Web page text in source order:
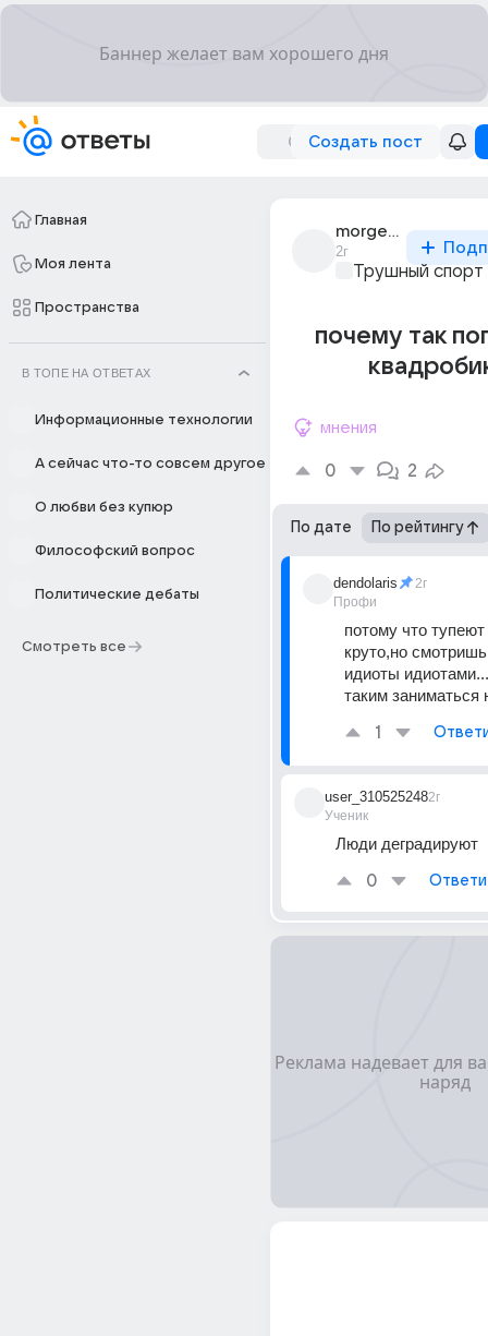
Создать пост
Главная
Моя лента
Пространства
В ТОПЕ НА ОТВЕТАХ
Информационные технологии
А сейчас что-то совсем другое
О любви без купюр
Философский вопрос
Политические дебаты
Смотреть все
morgenshtnr
2г
Трушный спорт
почему так
мнения
0 2
По дате По рейтингу
dendolaris
Профи
2г
потому что
круто,но
идиоты
таким заниматься
1
user_310525248
Ученик
2г
Люди деградируют
0